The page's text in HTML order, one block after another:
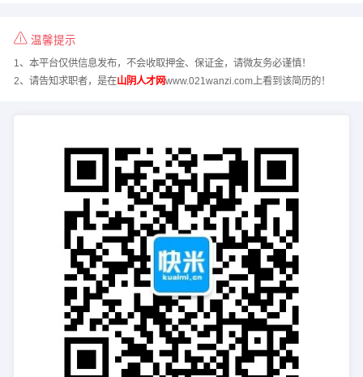
温馨提示
1、本平台仅供信息发布，不会收取押金、保证金，请微友务必谨慎！
2、请告知求职者，是在山阴人才网www.021wanzi.com上看到该简历的！